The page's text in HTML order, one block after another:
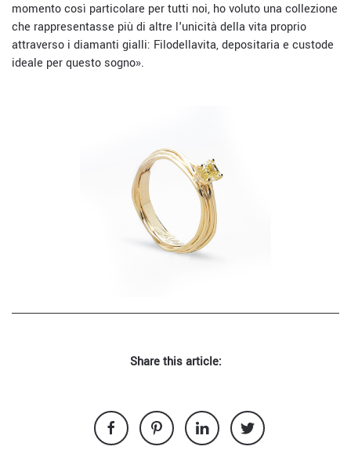
momento così particolare per tutti noi, ho voluto una collezione
che rappresentasse più di altre l'unicità della vita proprio
attraverso i diamanti gialli: Filodellavita, depositaria e custode
ideale per questo sogno».
Share this article: